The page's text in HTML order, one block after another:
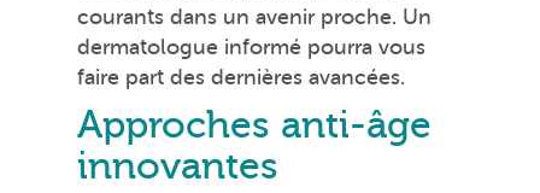
courants dans un avenir proche. Un
dermatologue informé pourra vous
faire part des dernières avancées.
Approches anti-âge
innovantes